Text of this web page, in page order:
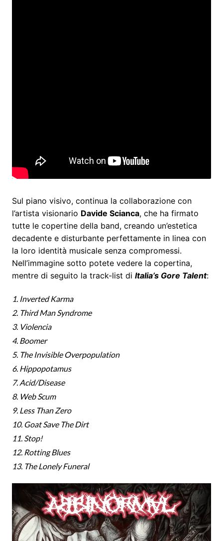
Sul piano visivo, continua la collaborazione con
l’artista visionario Davide Scianca, che ha firmato
tutte le copertine della band, creando un’estetica
decadente e disturbante perfettamente in linea con
la loro identità musicale senza compromessi.
Nell’immagine sotto potete vedere la copertina,
mentre di seguito la track-list di Italia’s Gore Talent:
1. Inverted Karma
2. Third Man Syndrome
3. Violencia
4. Boomer
5. The Invisible Overpopulation
6. Hippopotamus
7. Acid/Disease
8. Web Scum
9. Less Than Zero
10. Goat Save The Dirt
11. Stop!
12. Rotting Blues
13. The Lonely Funeral